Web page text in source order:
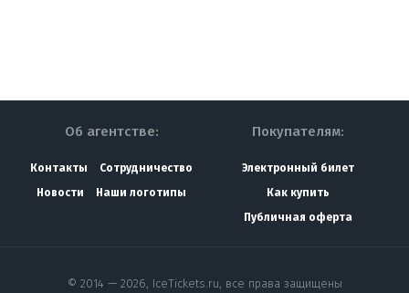
Об агентстве:
Контакты
Сотрудничество
Новости
Наши логотипы
Покупателям:
Электронный билет
Как купить
Публичная оферта
© 2014 — 2026, IceTickets.ru, все права защищены